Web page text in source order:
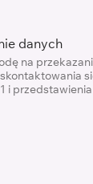
danych
na
i